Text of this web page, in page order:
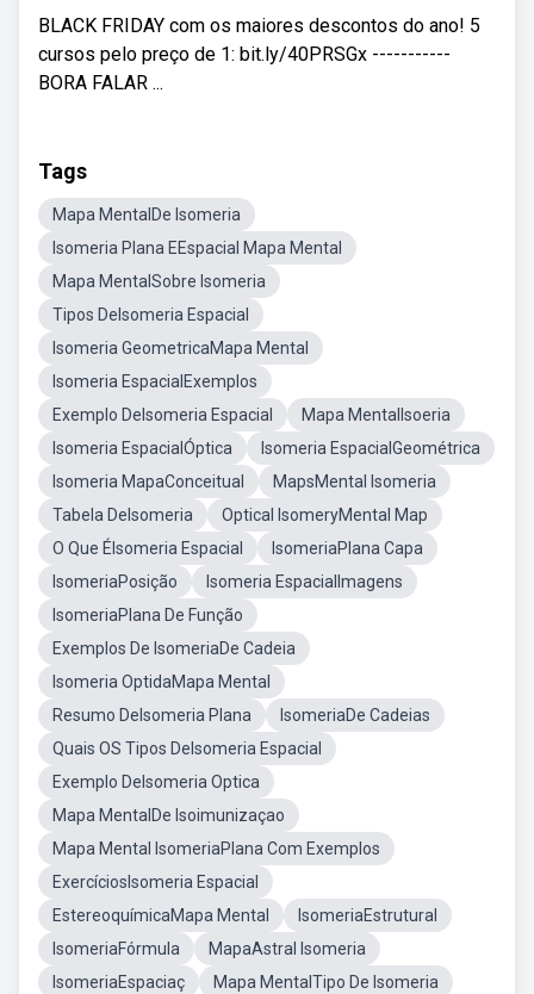
BLACK FRIDAY com os maiores descontos do ano! 5
cursos pelo preço de 1: bit.ly/40PRSGx -----------
BORA FALAR ...
Tags
Mapa MentalDe Isomeria
Isomeria Plana EEspacial Mapa Mental
Mapa MentalSobre Isomeria
Tipos DeIsomeria Espacial
Isomeria GeometricaMapa Mental
Isomeria EspacialExemplos
Exemplo DeIsomeria Espacial
Mapa MentalIsoeria
Isomeria EspacialÓptica
Isomeria EspacialGeométrica
Isomeria MapaConceitual
MapsMental Isomeria
Tabela DeIsomeria
Optical IsomeryMental Map
O Que ÉIsomeria Espacial
IsomeriaPlana Capa
IsomeriaPosição
Isomeria EspacialImagens
IsomeriaPlana De Função
Exemplos De IsomeriaDe Cadeia
Isomeria OptidaMapa Mental
Resumo DeIsomeria Plana
IsomeriaDe Cadeias
Quais OS Tipos DeIsomeria Espacial
Exemplo DeIsomeria Optica
Mapa MentalDe Isoimunizaçao
Mapa Mental IsomeriaPlana Com Exemplos
ExercíciosIsomeria Espacial
EstereoquímicaMapa Mental
IsomeriaEstrutural
IsomeriaFórmula
MapaAstral Isomeria
IsomeriaEspaciaç
Mapa MentalTipo De Isomeria